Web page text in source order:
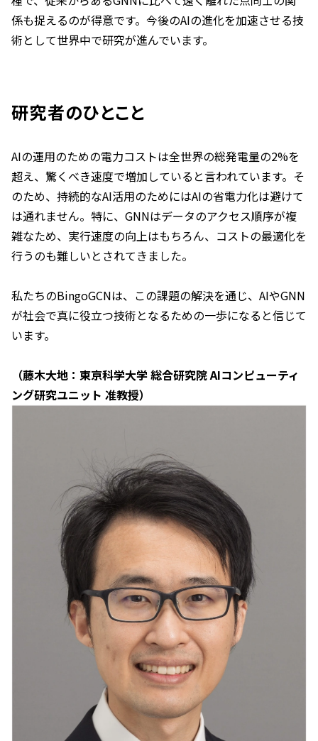
係も捉えるのが得意です。今後のAIの進化を加速させる技
術として世界中で研究が進んでいます。
研究者のひとこと
AIの運用のための電力コストは全世界の総発電量の2%を
超え、驚くべき速度で増加していると言われています。そ
のため、持続的なAI活用のためにはAIの省電力化は避けて
は通れません。特に、GNNはデータのアクセス順序が複
雑なため、実行速度の向上はもちろん、コストの最適化を
行うのも難しいとされてきました。
私たちのBingoGCNは、この課題の解決を通じ、AIやGNN
が社会で真に役立つ技術となるための一歩になると信じて
います。
（藤木大地：東京科学大学 総合研究院 AIコンピューティ
ング研究ユニット 准教授）